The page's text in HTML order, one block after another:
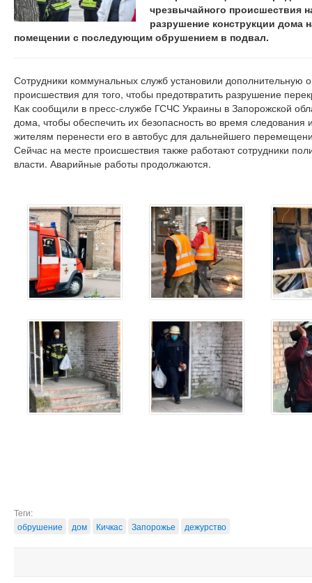
чрезвычайного происшествия
разрушение конструкции дома
помещении с последующим обрушением в подвал.
Сотрудники коммунальных служб установили дополнительную
происшествия для того, чтобы предотвратить разрушение
Как сообщили в пресс-службе ГСЧС Украины в Запорожской
дома, чтобы обеспечить их безопасность во время
жителям перенести его в автобус для дальнейшего
Сейчас на месте происшествия также работают сотрудники
власти. Аварийные работы продолжаются.
Теги:
обрушение
дом Кичкас Запорожье дежурство